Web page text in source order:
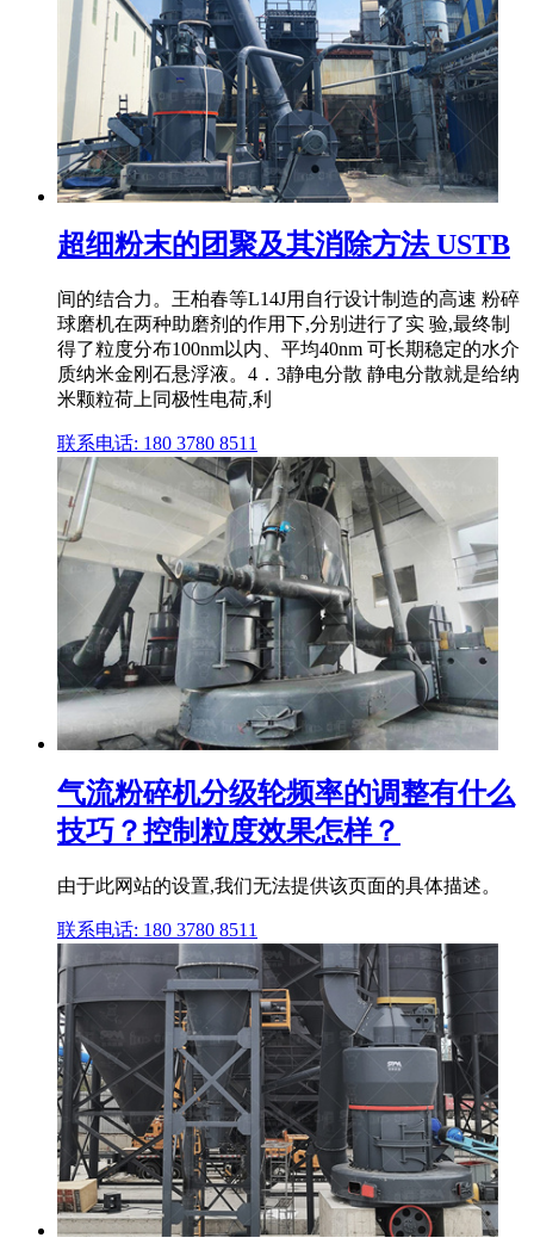
超细粉末的团聚及其消除方法 USTB
间的结合力。王柏春等L14J用自行设计制造的高速 粉碎
球磨机在两种助磨剂的作用下,分别进行了实 验,最终制
得了粒度分布100nm以内、平均40nm 可长期稳定的水介
质纳米金刚石悬浮液。4．3静电分散 静电分散就是给纳
米颗粒荷上同极性电荷,利
联系电话: 180 3780 8511
气流粉碎机分级轮频率的调整有什么
技巧？控制粒度效果怎样？
由于此网站的设置,我们无法提供该页面的具体描述。
联系电话: 180 3780 8511